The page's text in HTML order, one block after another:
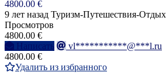
4800.00 €
9 лет назад Туризм-Путешествия-Отдых
Просмотров
4800.00 €
Написать
vl***********@***l.ru
4800.00 €
Удалить из избранного